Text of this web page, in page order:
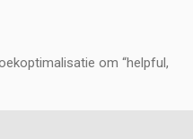
om “helpful,